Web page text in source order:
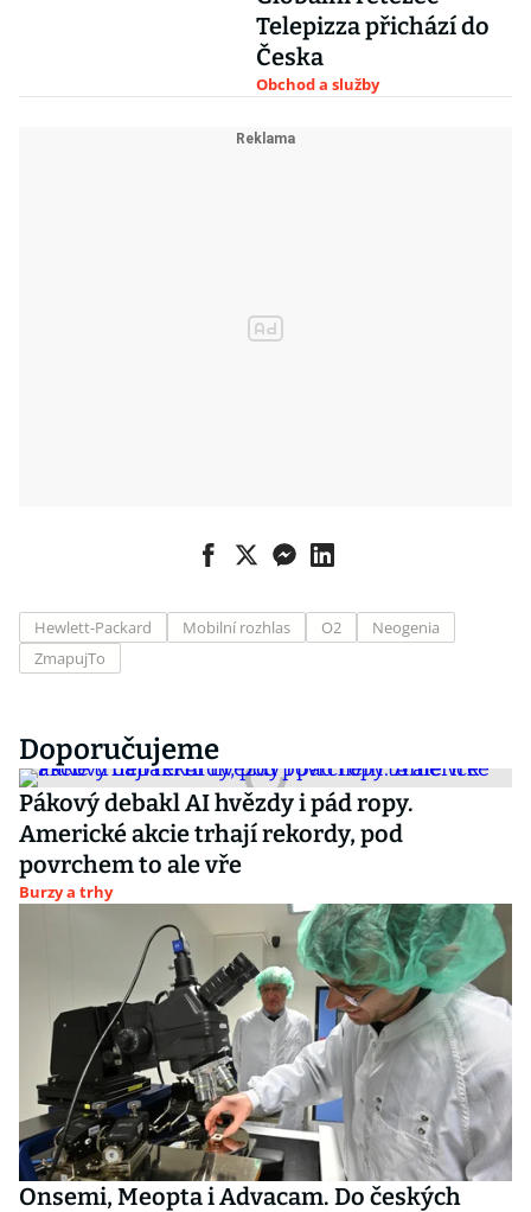
Telepizza přichází do
Česka
Obchod a služby
Hewlett-Packard Mobilní rozhlas O2
Neogenia
ZmapujTo
Doporučujeme
Pákový debakl AI hvězdy i pád ropy.
Americké akcie trhají rekordy, pod
povrchem to ale vře
Burzy a trhy
Onsemi, Meopta i Advacam. Do českých